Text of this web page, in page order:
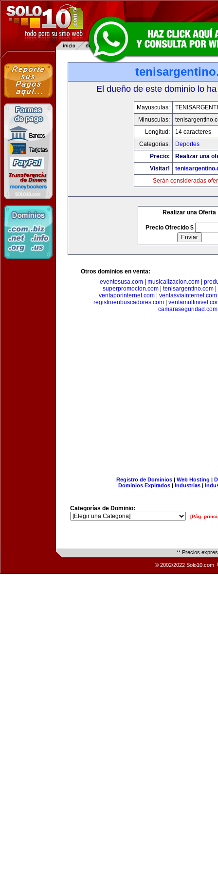
El dueño de este dominio lo
Mayusculas:
Minusculas:
Longitud:
14 caracteres
Categorias:
Deportes
Precio:
Realizar una
Visitar!
Serán consideradas
Realizar una Oferta
Precio Ofrecido $
Otros dominios en venta:
eventosusa.com| musicalizacion.com|
superpromocion.com
tenisargentino.com
ventaporinternet.com
ventasviainternet.com
registroenbuscadores.com
camaraseguridad.com
Registro de Dominios| Web Hosting |
Dominios Expirados | Industrias |
Categorías de Dominio:
[Pág.
** Precios
© 2002/2022 Solo10.com